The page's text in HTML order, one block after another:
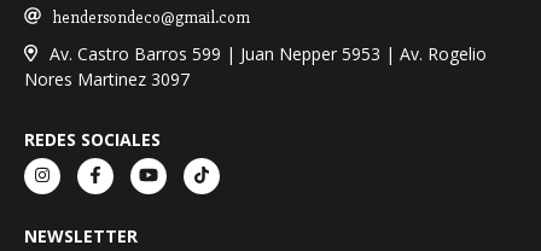
hendersondeco@gmail.com
Av. Castro Barros 599 | Juan Nepper 5953 | Av. Rogelio
Nores Martinez 3097
REDES SOCIALES
NEWSLETTER